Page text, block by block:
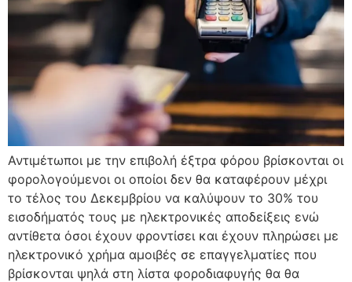
Αντιμέτωποι με την επιβολή έξτρα φόρου βρίσκονται οι
φορολογούμενοι οι οποίοι δεν θα καταφέρουν μέχρι
το τέλος του Δεκεμβρίου να καλύψουν το 30% του
εισοδήματός τους με ηλεκτρονικές αποδείξεις ενώ
αντίθετα όσοι έχουν φροντίσει και έχουν πληρώσει με
ηλεκτρονικό χρήμα αμοιβές σε επαγγελματίες που
βρίσκονται ψηλά στη λίστα φοροδιαφυγής θα θα